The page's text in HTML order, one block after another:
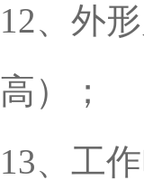
12、外
高）；
13、工